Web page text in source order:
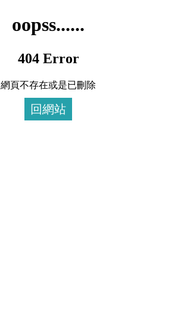
oopss......
404 Error
網頁不存在或是已刪除
回網站